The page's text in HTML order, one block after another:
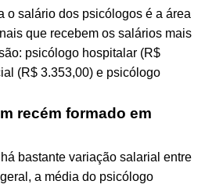
o salário dos psicólogos é a área
que recebem os salários mais
psicólogo hospitalar (R$
(R$ 3.353,00) e psicólogo
recém formado em
bastante variação salarial entre
a média do psicólogo